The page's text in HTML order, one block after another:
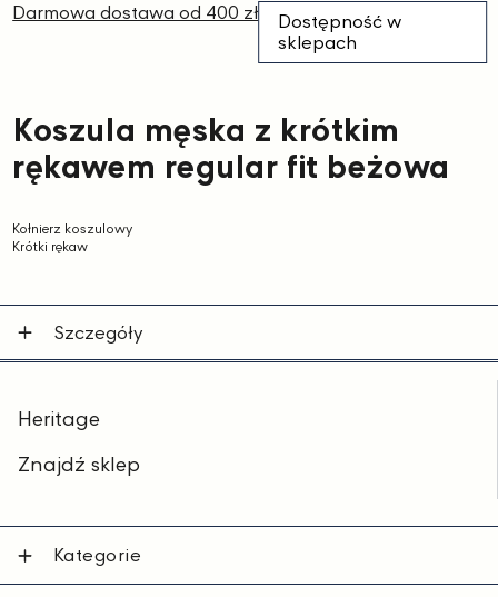
Koszula męska z krótkim
rękawem regular fit beżowa
Kołnierz koszulowy
Krótki rękaw
Darmowa dostawa od 400 zł
Dostępność w
sklepach
Szczegóły
Heritage
Znajdź sklep
Kategorie